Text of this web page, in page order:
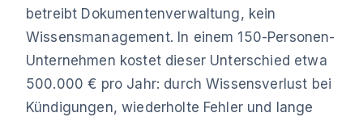
betreibt Dokumentenverwaltung, kein
Wissensmanagement. In einem 150-Personen-
Unternehmen kostet dieser Unterschied etwa
500.000 € pro Jahr: durch Wissensverlust bei
Kündigungen, wiederholte Fehler und lange